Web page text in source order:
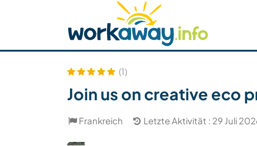
Host finden Reisepartner finden
Sicherheit
(1)
Join us on creative eco
Frankreich Letzte Aktivität : 29 Juli